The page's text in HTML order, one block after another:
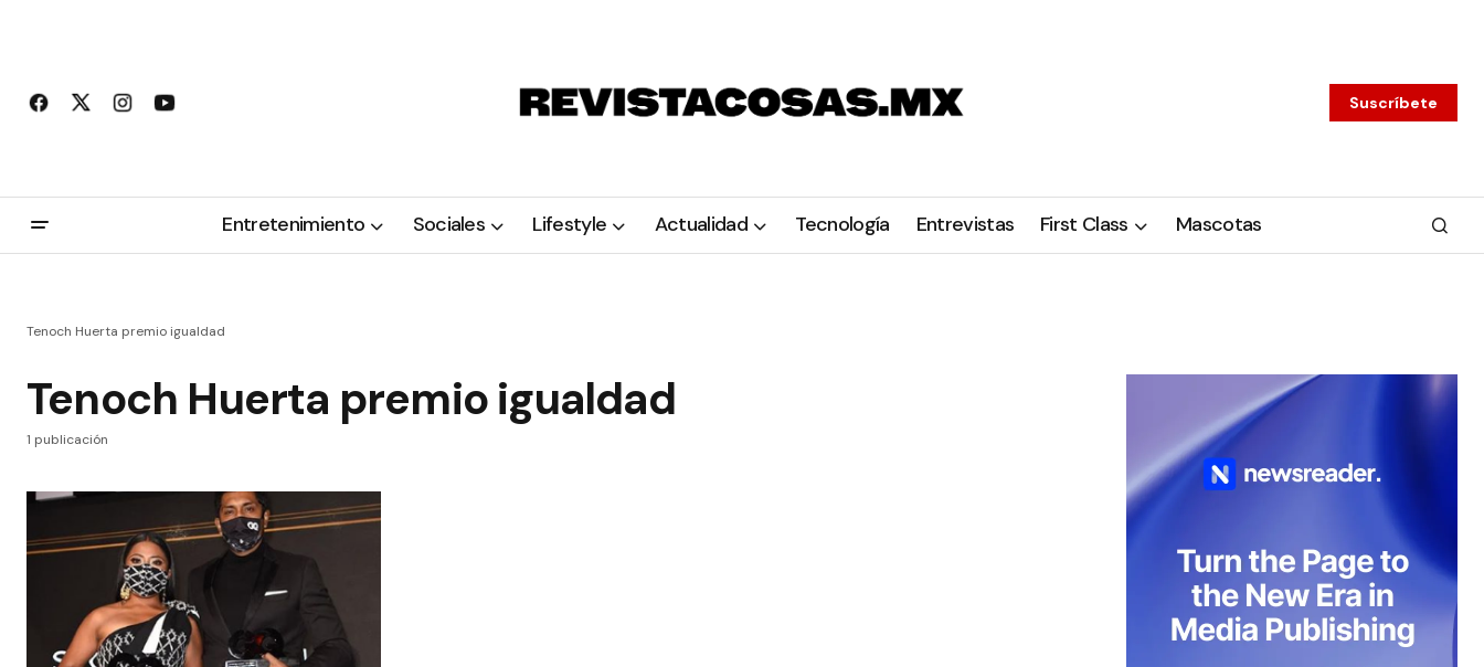
Suscríbete
Entretenimiento Sociales Lifestyle Actualidad Tecnología Entrevistas First Class Mascotas
Tenoch Huerta premio igualdad
Tenoch Huerta premio igualdad
1 publicación